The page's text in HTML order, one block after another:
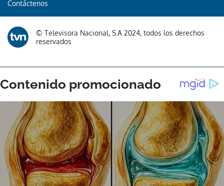
Contáctenos
© Televisora Nacional, S.A 2024, todos los derechos
reservados